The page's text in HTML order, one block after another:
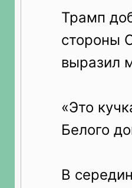
Трамп
стороны
выразил
«Это
Белого
В